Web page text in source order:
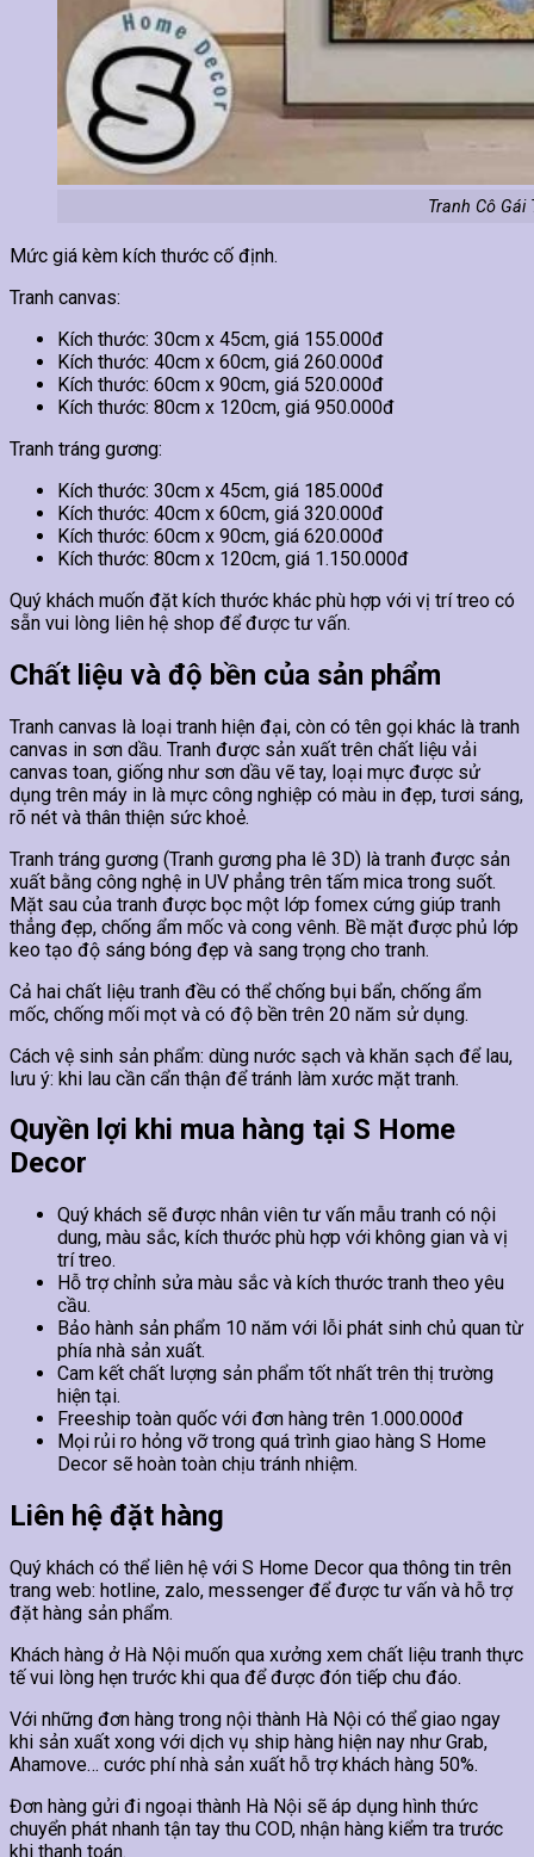
Tranh Cô Gái
Mức giá kèm kích thước cố định.
Tranh canvas:
Kích thước: 30cm x 45cm, giá 155.000đ
Kích thước: 40cm x 60cm, giá 260.000đ
Kích thước: 60cm x 90cm, giá 520.000đ
Kích thước: 80cm x 120cm, giá 950.000đ
Tranh tráng gương:
Kích thước: 30cm x 45cm, giá 185.000đ
Kích thước: 40cm x 60cm, giá 320.000đ
Kích thước: 60cm x 90cm, giá 620.000đ
Kích thước: 80cm x 120cm, giá 1.150.000đ
Quý khách muốn đặt kích thước khác phù hợp với vị trí treo có
sẵn vui lòng liên hệ shop để được tư vấn.
Chất liệu và độ bền của sản phẩm
Tranh canvas là loại tranh hiện đại, còn có tên gọi khác là tranh
canvas in sơn dầu. Tranh được sản xuất trên chất liệu vải
canvas toan, giống như sơn dầu vẽ tay, loại mực được sử
dụng trên máy in là mực công nghiệp có màu in đẹp, tươi sáng,
rõ nét và thân thiện sức khoẻ.
Tranh tráng gương (Tranh gương pha lê 3D) là tranh được sản
xuất bằng công nghệ in UV phẳng trên tấm mica trong suốt.
Mặt sau của tranh được bọc một lớp fomex cứng giúp tranh
thẳng đẹp, chống ẩm mốc và cong vênh. Bề mặt được phủ lớp
keo tạo độ sáng bóng đẹp và sang trọng cho tranh.
Cả hai chất liệu tranh đều có thể chống bụi bẩn, chống ẩm
mốc, chống mối mọt và có độ bền trên 20 năm sử dụng.
Cách vệ sinh sản phẩm: dùng nước sạch và khăn sạch để lau,
lưu ý: khi lau cần cẩn thận để tránh làm xước mặt tranh.
Quyền lợi khi mua hàng tại S Home
Decor
Quý khách sẽ được nhân viên tư vấn mẫu tranh có nội
dung, màu sắc, kích thước phù hợp với không gian và vị
trí treo.
Hỗ trợ chỉnh sửa màu sắc và kích thước tranh theo yêu
cầu.
Bảo hành sản phẩm 10 năm với lỗi phát sinh chủ quan từ
phía nhà sản xuất.
Cam kết chất lượng sản phẩm tốt nhất trên thị trường
hiện tại.
Freeship toàn quốc với đơn hàng trên 1.000.000đ
Mọi rủi ro hỏng vỡ trong quá trình giao hàng S Home
Decor sẽ hoàn toàn chịu tránh nhiệm.
Liên hệ đặt hàng
Quý khách có thể liên hệ với S Home Decor qua thông tin trên
trang web: hotline, zalo, messenger để được tư vấn và hỗ trợ
đặt hàng sản phẩm.
Khách hàng ở Hà Nội muốn qua xưởng xem chất liệu tranh thực
tế vui lòng hẹn trước khi qua để được đón tiếp chu đáo.
Với những đơn hàng trong nội thành Hà Nội có thể giao ngay
khi sản xuất xong với dịch vụ ship hàng hiện nay như Grab,
Ahamove… cước phí nhà sản xuất hỗ trợ khách hàng 50%.
Đơn hàng gửi đi ngoại thành Hà Nội sẽ áp dụng hình thức
chuyển phát nhanh tận tay thu COD, nhận hàng kiểm tra trước
khi thanh toán.